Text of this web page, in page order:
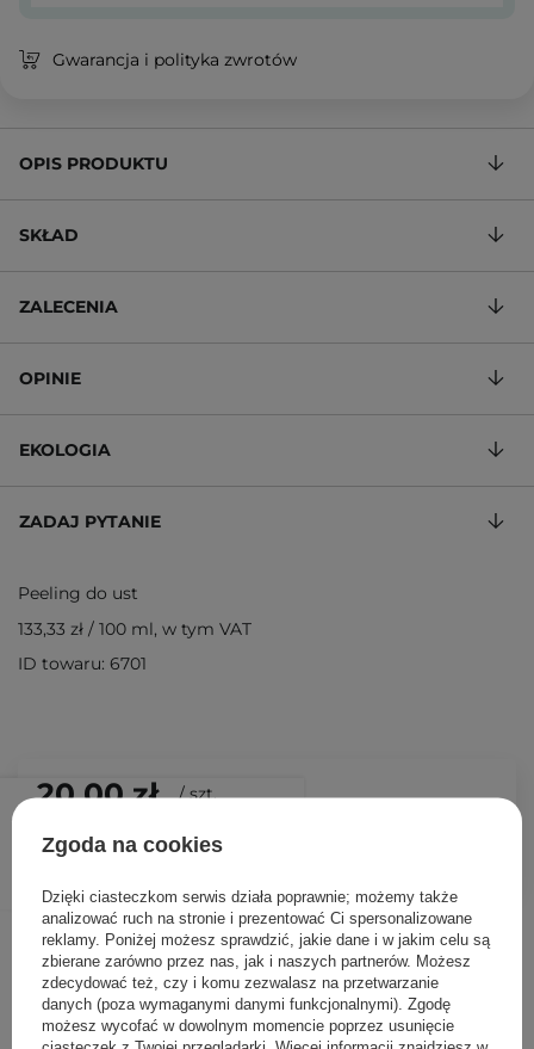
20,00 zł /szt.
Gwarancja i polityka zwrotów
OPIS PRODUKTU
SKŁAD
ZALECENIA
OPINIE
EKOLOGIA
ZADAJ PYTANIE
Peeling do ust
133,33 zł / 100 ml, w tym VAT
ID towaru: 6701
Inni klienci sprawdzali również
Zgoda na cookies
Dzięki ciasteczkom serwis działa poprawnie; możemy także
analizować ruch na stronie i prezentować Ci spersonalizowane
reklamy. Poniżej możesz sprawdzić, jakie dane i w jakim celu są
zbierane zarówno przez nas, jak i naszych partnerów. Możesz
zdecydować też, czy i komu zezwalasz na przetwarzanie
danych (poza wymaganymi danymi funkcjonalnymi). Zgodę
możesz wycofać w dowolnym momencie poprzez usunięcie